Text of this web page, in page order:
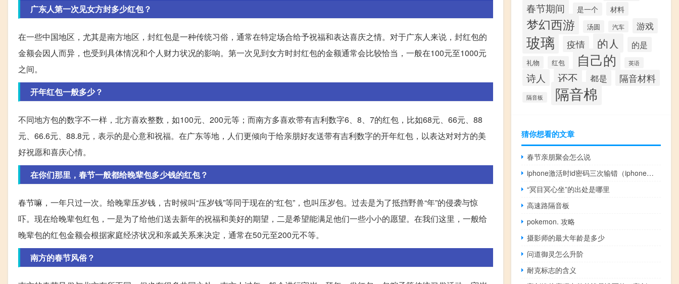
广东人第一次见女方封多少红包？
在一些中国地区，尤其是南方地区，封红包是一种传统习俗，通常在特定场合给予祝福和表达喜庆之情。对于广东人来说，封红包的
金额会因人而异，也受到具体情况和个人财力状况的影响。第一次见到女方时封红包的金额通常会比较恰当，一般在100元至1000元
之间。
开年红包一般多少？
不同地方包的数字不一样，北方喜欢整数，如100元、200元等；而南方多喜欢带有吉利数字6、8、7的红包，比如68元、66元、88
元、66.6元、88.8元，表示的是心意和祝福。在广东等地，人们更倾向于给亲朋好友送带有吉利数字的开年红包，以表达对对方的美
好祝愿和喜庆心情。
在你们那里，春节一般都给晚辈包多少钱的红包？
春节嘛，一年只过一次。给晚辈压岁钱，古时候叫“压岁钱”等同于现在的“红包”，也叫压岁包。过去是为了抵挡野兽“年”的侵袭与惊
吓。现在给晚辈包红包，一是为了给他们送去新年的祝福和美好的期望，二是希望能满足他们一些小小的愿望。在我们这里，一般给
晚辈包的红包金额会根据家庭经济状况和亲戚关系来决定，通常在50元至200元不等。
南方的春节风俗？
春节期间 是一个 材料
梦幻西游 汤圆 汽车 游戏
玻璃 疫情 的人 的是
礼物 红包 自己的 英语
诗人 还不 都是 隔音材料
隔音板 隔音棉
猜你想看的文章
春节亲朋聚会怎么说
iphone激活时id密码三次输错（iphone激活时间查询）
“冥目冥心坐”的出处是哪里
高速路隔音板
pokemon. 攻略
摄影师的最大年龄是多少
问道御灵怎么升阶
耐克标志的含义